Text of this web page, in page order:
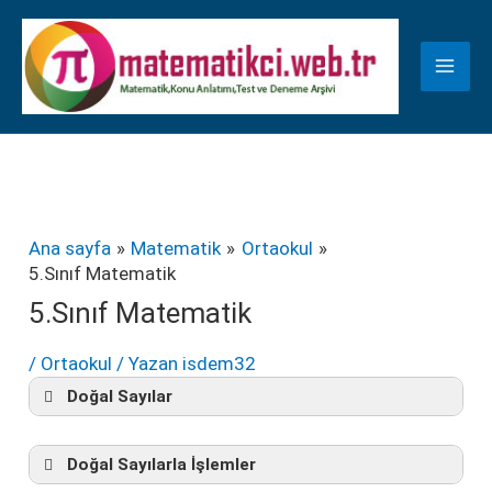
İçeriğe
atla
Ana sayfa Matematik
Ortaokul
5.Sınıf Matematik
5.Sınıf Matematik
/ Ortaokul / Yazan isdem32
Doğal Sayılar
Doğal Sayılar
Konu
Konu
Konu Testi
Doğal Sayılarla İşlemler
K
a
t
e
r
i
l
e
r